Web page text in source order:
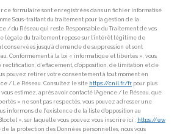
ce formulaire sont enregistrées dans un fichier informatisé
Sous-traitant du traitement pour la gestion de la
/ du Réseau qui reste Responsable du Traitement de vos
légale du traitement repose sur l'intérêt légitime de
conservées jusqu'à demande de suppression et sont
Conformément à la loi « informatique et libertés », vous
rectification, d’effacement, d’opposition, de limitation et de
pouvez retirer votre consentement à tout moment en
/ Le Réseau. Consultez le site https://cnil.fr/fr pour plus
vous estimez, après avoir contacté l'Agence / le Réseau, que
» ne sont pas respectés, vous pouvez adresser une
informons de l’existence de la liste d'opposition au
», sur laquelle vous pouvez vous inscrire ici : https://ww
de la protection des Données personnelles, nous vous